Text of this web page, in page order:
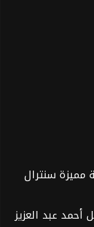
مميزة سنترال
أحمد عبد العزيز